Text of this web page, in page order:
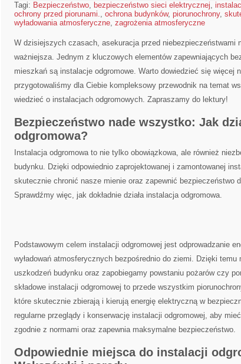
Tagi: Bezpieczeństwo, bezpieczeństwo sieci elektrycznej,
ochrony przed piorunami., ochrona budynków, piorunochrony,
wyładowania atmosferyczne, zagrożenia atmosferyczne
W​ dzisiejszych czasach,⁤ asekuracja przed niebezpieczeństwami
⁢ważniejsza. Jednym z kluczowych‌ elementów zapewniających
mieszkań są​ instalacje odgromowe. ‍Warto dowiedzieć się ⁤więcej
przygotowaliśmy dla ⁤Ciebie kompleksowy ⁣przewodnik na‌ temat
wiedzieć o instalacjach⁢ odgromowych. Zapraszamy do‍ lektury!
Bezpieczeństwo nade wszystko: Jak
odgromowa?
Instalacja odgromowa to nie tylko ⁤obowiązkowa, ale również‍
budynku. Dzięki odpowiednio ‌zaprojektowanej ​i zamontowanej
skutecznie chronić nasze mienie‌ oraz zapewnić⁤ bezpieczeństwo‌
⁤Sprawdźmy ⁤więc, jak dokładnie ⁤działa instalacja odgromowa.
Podstawowym celem instalacji odgromowej jest ⁤odprowadzanie
wyładowań atmosferycznych ‍bezpośrednio do ziemi. Dzięki​
uszkodzeń budynku oraz zapobiegamy powstaniu ⁢pożarów czy
składowe instalacji odgromowej to przede wszystkim​
które‌ skutecznie zbierają i‌ kierują ​energię elektryczną w
regularne⁤ przeglądy ​i konserwację instalacji odgromowej, ⁣aby
zgodnie z normami oraz zapewnia maksymalne​ bezpieczeństwo.
Odpowiednie miejsca do instalacji‍